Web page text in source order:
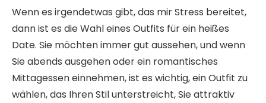
Wenn es irgendetwas gibt, das mir Stress bereitet,
dann ist es die Wahl eines Outfits für ein heißes
Date. Sie möchten immer gut aussehen, und wenn
Sie abends ausgehen oder ein romantisches
Mittagessen einnehmen, ist es wichtig, ein Outfit zu
wählen, das Ihren Stil unterstreicht, Sie attraktiv